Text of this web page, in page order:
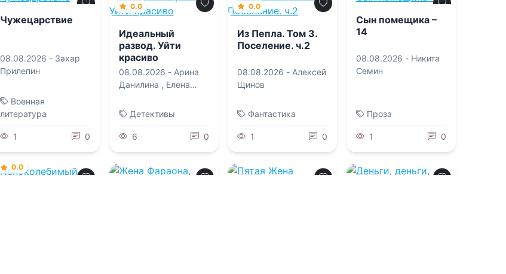
Чужецарствие
08.08.2026 - Захар
Прилепин
Военная
литература
1 0
0.0
Идеальный
развод. Уйти
красиво
08.08.2026 - Арина
Данилина , Елена
Детективы
6 0
0.0
Из Пепла. Том 3.
Поселение. ч.2
08.08.2026 - Алексей
Щинов
Фантастика
1 0
Сын помещика –
14
08.08.2026 - Никита
Семин
Проза
1 0
0.0